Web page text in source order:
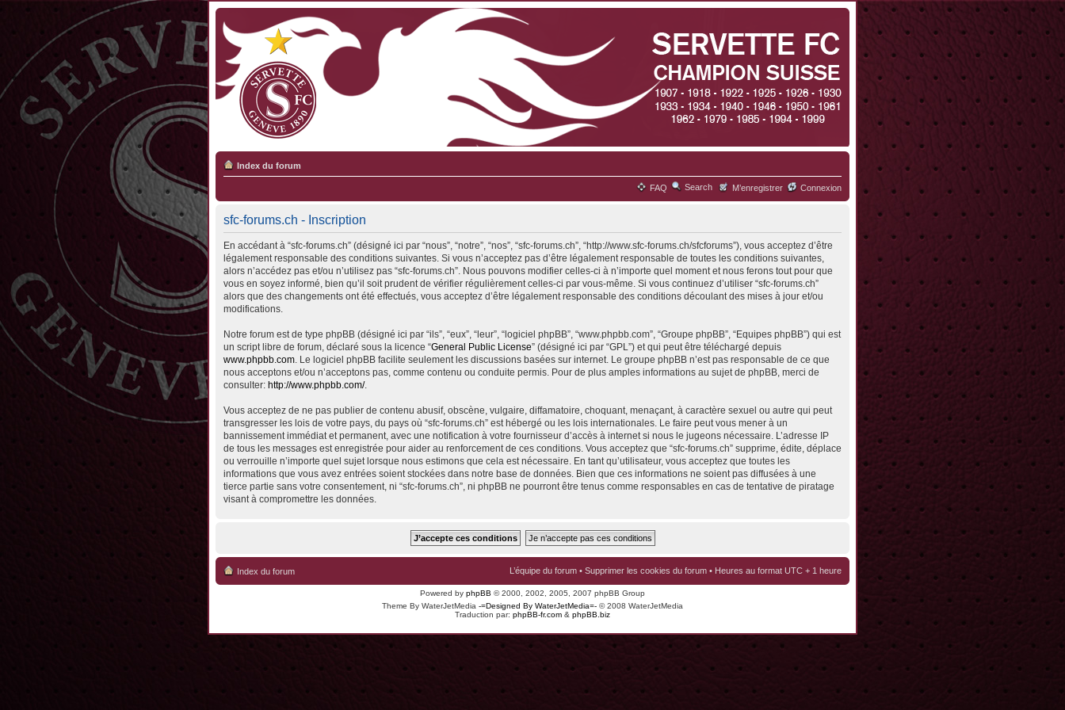
Index du forum
FAQ Search M’enregistrer Connexion
sfc-forums.ch - Inscription
En accédant à “sfc-forums.ch” (désigné ici par “nous”, “notre”, “nos”, “sfc-forums.ch”, “http://www.sfc-forums.ch/sfcforums”), vous acceptez d’être
légalement responsable des conditions suivantes. Si vous n’acceptez pas d’être légalement responsable de toutes les conditions suivantes,
alors n’accédez pas et/ou n’utilisez pas “sfc-forums.ch”. Nous pouvons modifier celles-ci à n’importe quel moment et nous ferons tout pour que
vous en soyez informé, bien qu’il soit prudent de vérifier régulièrement celles-ci par vous-même. Si vous continuez d’utiliser “sfc-forums.ch”
alors que des changements ont été effectués, vous acceptez d’être légalement responsable des conditions découlant des mises à jour et/ou
modifications.
Notre forum est de type phpBB (désigné ici par “ils”, “eux”, “leur”, “logiciel phpBB”, “www.phpbb.com”, “Groupe phpBB”, “Equipes phpBB”) qui est
un script libre de forum, déclaré sous la licence “General Public License” (désigné ici par “GPL”) et qui peut être téléchargé depuis
www.phpbb.com. Le logiciel phpBB facilite seulement les discussions basées sur internet. Le groupe phpBB n’est pas responsable de ce que
nous acceptons et/ou n’acceptons pas, comme contenu ou conduite permis. Pour de plus amples informations au sujet de phpBB, merci de
consulter: http://www.phpbb.com/.
Vous acceptez de ne pas publier de contenu abusif, obscène, vulgaire, diffamatoire, choquant, menaçant, à caractère sexuel ou autre qui peut
transgresser les lois de votre pays, du pays où “sfc-forums.ch” est hébergé ou les lois internationales. Le faire peut vous mener à un
bannissement immédiat et permanent, avec une notification à votre fournisseur d’accès à internet si nous le jugeons nécessaire. L’adresse IP
de tous les messages est enregistrée pour aider au renforcement de ces conditions. Vous acceptez que “sfc-forums.ch” supprime, édite, déplace
ou verrouille n’importe quel sujet lorsque nous estimons que cela est nécessaire. En tant qu’utilisateur, vous acceptez que toutes les
informations que vous avez entrées soient stockées dans notre base de données. Bien que ces informations ne soient pas diffusées à une
tierce partie sans votre consentement, ni “sfc-forums.ch”, ni phpBB ne pourront être tenus comme responsables en cas de tentative de piratage
visant à compromettre les données.
Index du forum L’équipe du forum • Supprimer les cookies du forum • Heures au format UTC + 1 heure
Powered by phpBB © 2000, 2002, 2005, 2007 phpBB Group
Theme By WaterJetMedia -=Designed By WaterJetMedia=- © 2008 WaterJetMedia
Traduction par: phpBB-fr.com & phpBB.biz